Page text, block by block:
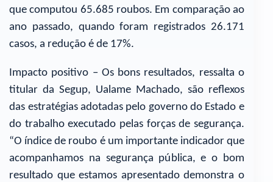
que computou 65.685 roubos. Em comparação ao
ano passado, quando foram registrados 26.171
casos, a redução é de 17%.
Impacto positivo – Os bons resultados, ressalta o
titular da Segup, Ualame Machado, são reflexos
das estratégias adotadas pelo governo do Estado e
do trabalho executado pelas forças de segurança.
“O índice de roubo é um importante indicador que
acompanhamos na segurança pública, e o bom
resultado que estamos apresentado demonstra o